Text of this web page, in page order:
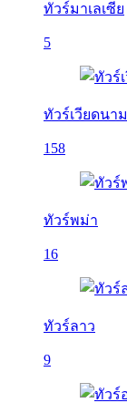
ทัวร์มาเลเซีย
5
ทัวร์เวียดนาม
158
ทัวร์พม่า
16
ทัวร์ลาว
9